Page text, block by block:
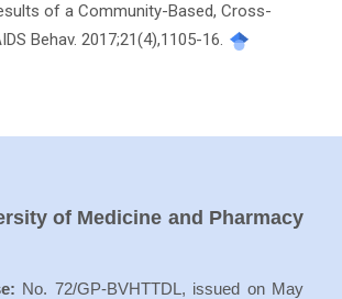
of a Community-Based, Cross-
Behav. 2017;21(4),1105-16.
of Medicine and Pharmacy
No. 72/GP-BVHTTDL, issued on May